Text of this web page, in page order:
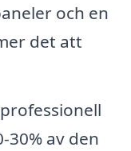
och en
det att
30% av den